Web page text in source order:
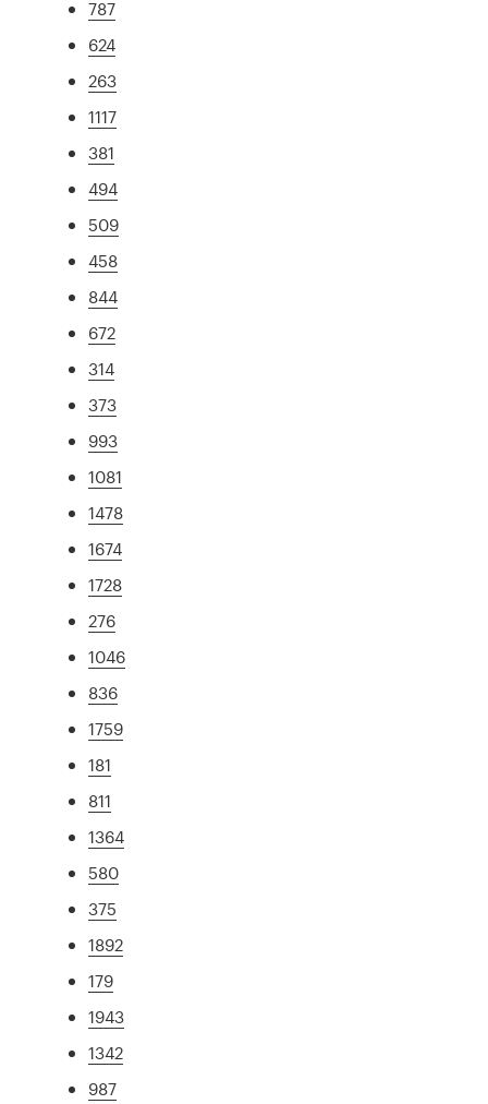
787
624
263
1117
381
494
509
458
844
672
314
373
993
1081
1478
1674
1728
276
1046
836
1759
181
811
1364
580
375
1892
179
1943
1342
987